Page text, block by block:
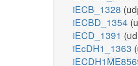
iECB_1328
iECBD_1354
iECD_1391
iEcDH1_1363